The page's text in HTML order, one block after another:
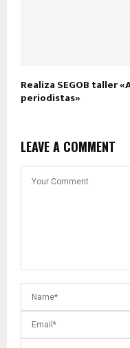
Realiza SEGOB taller
periodistas»
LEAVE A COMMENT